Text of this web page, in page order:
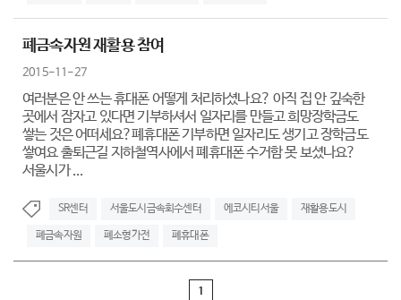
폐금속자원 재활용 참여
2015-11-27
여러분은 안 쓰는 휴대폰 어떻게 처리하셨나요? 아직 집 안 깊숙한
곳에서 잠자고 있다면 기부하셔서 일자리를 만들고 희망장학금도
쌓는 것은 어떠세요?폐휴대폰 기부하면 일자리도 생기고 장학금도
쌓여요 출퇴근길 지하철역사에서 폐휴대폰 수거함 못 보셨나요?
서울시가 ...
SR센터 서울도시금속회수센터 에코시티서울 재활용도시
폐금속자원 폐소형가전 폐휴대폰
1